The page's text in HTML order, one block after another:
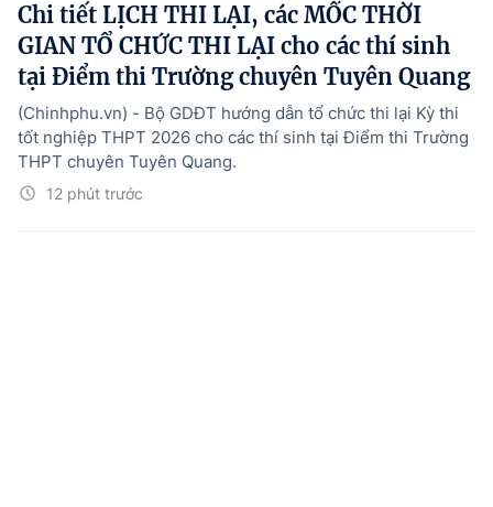
Chi tiết LỊCH THI LẠI, các MỐC THỜI
GIAN TỔ CHỨC THI LẠI cho các thí sinh
tại Điểm thi Trường chuyên Tuyên Quang
12 phút trước
(Chinhphu.vn) - Bộ GDĐT hướng dẫn tổ chức thi lại Kỳ thi
tốt nghiệp THPT 2026 cho các thí sinh tại Điểm thi Trường
THPT chuyên Tuyên Quang.